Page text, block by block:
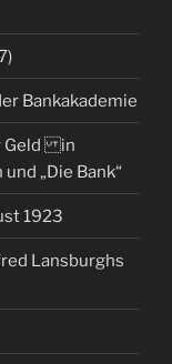
Bankakademie
Geld in
„Die Bank“
1923
Lansburghs